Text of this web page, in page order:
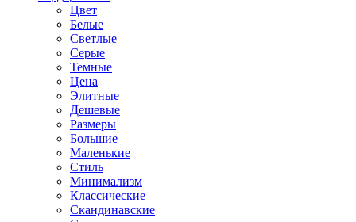
Цвет
Белые
Светлые
Серые
Темные
Цена
Элитные
Дешевые
Размеры
Большие
Маленькие
Стиль
Минимализм
Классические
Скандинавские